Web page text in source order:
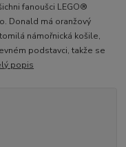
fanoušci LEGO®
Donald má oranžový
námořnická košile,
podstavci, takže se
popis